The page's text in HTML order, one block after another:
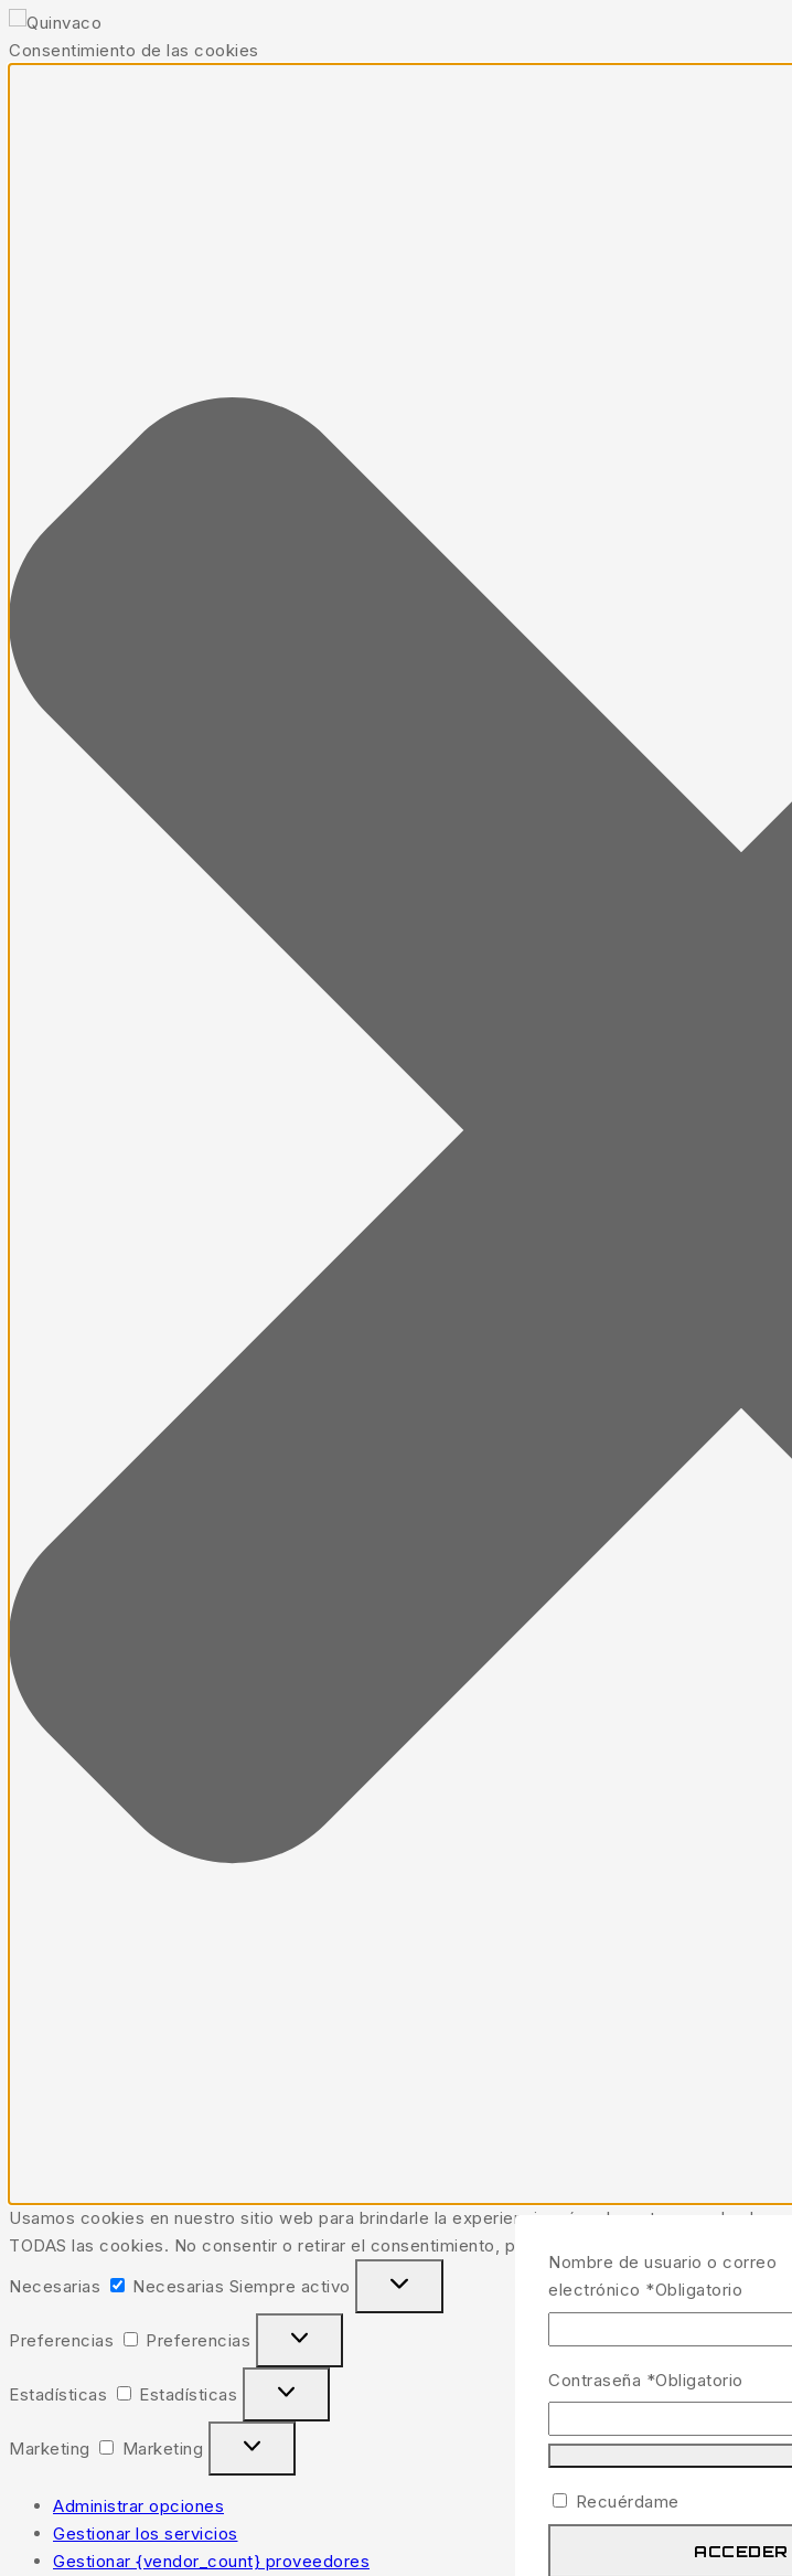
Consentimiento de las cookies
Usamos cookies en nuestro sitio web para brindarle la experiencia más relevante recordando
TODAS las cookies. No consentir o retirar el consentimiento, puede afectar negativamente a
Necesarias
Necesarias Siempre activo
Preferencias Preferencias
Estadísticas Estadísticas
Marketing Marketing
Administrar opciones
Gestionar los servicios
Gestionar {vendor_count} proveedores
Nombre de usuario o correo
electrónico *Obligatorio
Contraseña *Obligatorio
Recuérdame
ACCEDER